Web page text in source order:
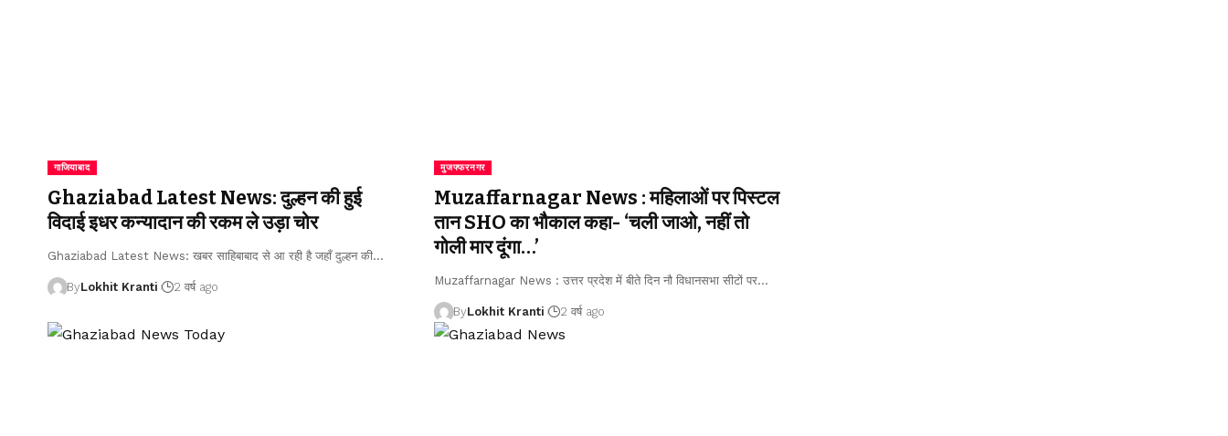
गाजियाबाद
Ghaziabad Latest News: दुल्हन की हुई
विदाई इधर कन्यादान की रकम ले उड़ा चोर
Ghaziabad Latest News: खबर साहिबाबाद से आ रही है जहाँ दुल्हन की…
ByLokhit Kranti 2 वर्ष ago
मुजफ्फरनगर
Muzaffarnagar News : महिलाओं पर पिस्टल
तान SHO का भौकाल कहा- ‘चली जाओ, नहीं तो
गोली मार दूंगा…’
Muzaffarnagar News : उत्तर प्रदेश में बीते दिन नौ विधानसभा सीटों पर…
ByLokhit Kranti 2 वर्ष ago